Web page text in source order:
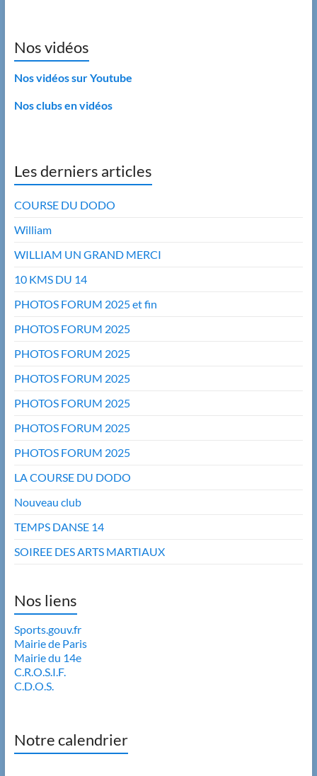
Nos vidéos
Nos vidéos sur Youtube
Nos clubs en vidéos
Les derniers articles
COURSE DU DODO
William
WILLIAM UN GRAND MERCI
10 KMS DU 14
PHOTOS FORUM 2025 et fin
PHOTOS FORUM 2025
PHOTOS FORUM 2025
PHOTOS FORUM 2025
PHOTOS FORUM 2025
PHOTOS FORUM 2025
PHOTOS FORUM 2025
LA COURSE DU DODO
Nouveau club
TEMPS DANSE 14
SOIREE DES ARTS MARTIAUX
Nos liens
Sports.gouv.fr
Mairie de Paris
Mairie du 14e
C.R.O.S.I.F.
C.D.O.S.
Notre calendrier